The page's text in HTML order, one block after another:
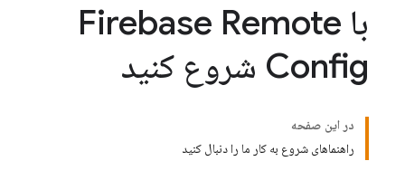
با Firebase Remote
Config شروع کنید
در این صفحه
راهنماهای شروع به کار ما را دنبال کنید